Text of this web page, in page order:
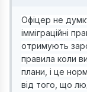
Офіцер не
імміграційні
отримують
правила коли
плани, і це
від того, що